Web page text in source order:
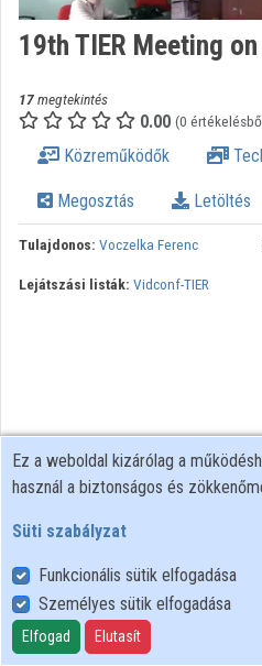
Intézmények
Közreműködők
Megjelenés:
19th TIER Meeting
17megtekintés
0.00 (0
Közreműködők
Megosztás Letöltés
Tulajdonos: Voczelka Ferenc
Lejátszási listák: Vidconf-TIER
Felhasználói szabályzat
Adatkezelési tájékoztató
Süti szabályzat
Ez a weboldal kizárólag a
használ a biztonságos és
Süti szabályzat
Funkcionális sütik elfogadása
Személyes sütik elfogadása
Elfogad Elutasít